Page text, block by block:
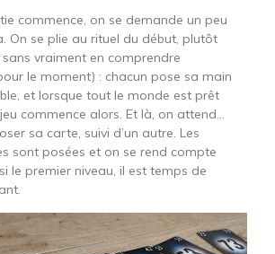
commence, on se demande un peu
On se plie au rituel du début, plutôt
vraiment en comprendre
le moment) : chacun pose sa main
et lorsque tout le monde est prêt
commence alors. Et là, on attend…
sa carte, suivi d’un autre. Les
sont posées et on se rend compte
le premier niveau, il est temps de